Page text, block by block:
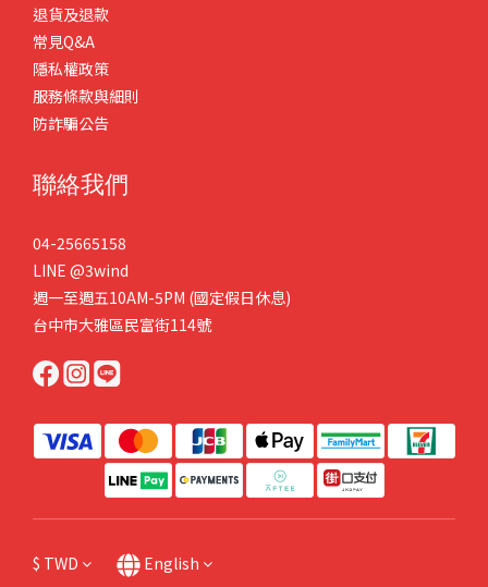
退貨及退款
常見Q&A
隱私權政策
服務條款與細則
防詐騙公告
聯絡我們
04-25665158
LINE @3wind
週一至週五10AM-5PM (國定假日休息)
台中市大雅區民富街114號
$ TWD English